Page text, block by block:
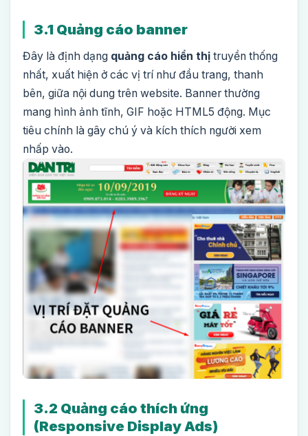
3.1 Quảng cáo banner
Đây là định dạng quảng cáo hiển thị truyền thống
nhất, xuất hiện ở các vị trí như đầu trang, thanh
bên, giữa nội dung trên website. Banner thường
mang hình ảnh tĩnh, GIF hoặc HTML5 động. Mục
tiêu chính là gây chú ý và kích thích người xem
nhấp vào.
3.2 Quảng cáo thích ứng
(Responsive Display Ads)